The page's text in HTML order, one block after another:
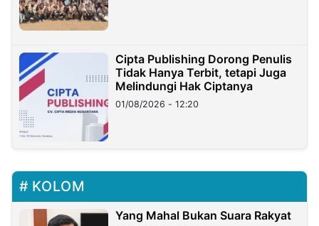
Cipta Publishing Dorong Penulis
Tidak Hanya Terbit, tetapi Juga
Melindungi Hak Ciptanya
01/08/2026 - 12:20
KOLOM
Yang Mahal Bukan Suara Rakyat